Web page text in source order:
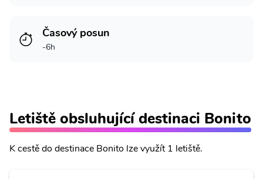
Časový posun
-6h
Letiště obsluhující destinaci Bonito
K cestě do destinace Bonito lze využít 1 letiště.